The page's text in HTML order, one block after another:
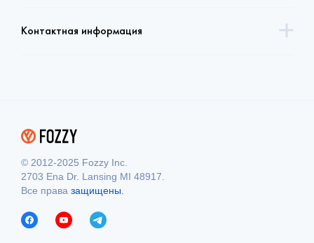
Контактная информация
© 2012-2025 Fozzy Inc.
2703 Ena Dr. Lansing MI 48917.
Все права защищены.